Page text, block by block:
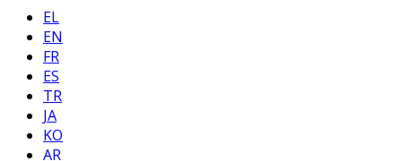
EL
EN
FR
ES
TR
JA
KO
AR